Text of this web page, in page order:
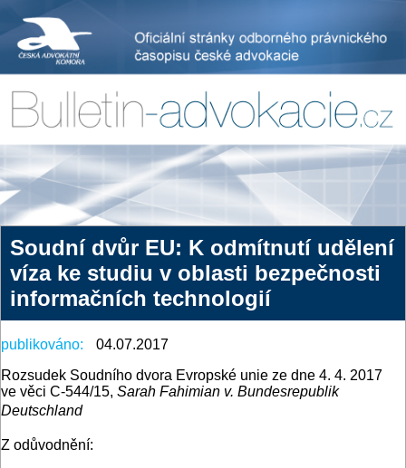
Soudní dvůr EU: K odmítnutí udělení
víza ke studiu v oblasti bezpečnosti
informačních technologií
publikováno:
04.07.2017
Rozsudek Soudního dvora Evropské unie ze dne 4. 4. 2017
ve věci C-544/15, Sarah Fahimian v. Bundesrepublik
Deutschland
Z odůvodnění: